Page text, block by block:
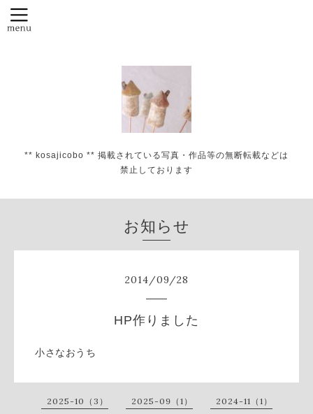
** kosajicobo ** 掲載されている写真・作品等の無断転載などは
禁止しております
お知らせ
2014/09/28
HP作りました
小さなおうち
2025-10（3） 2025-09（1） 2024-11（1）